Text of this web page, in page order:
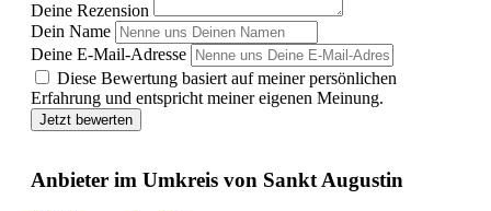
Deine Rezension
Dein Name
Deine E-Mail-Adresse
Diese Bewertung basiert auf meiner persönlichen
Erfahrung und entspricht meiner eigenen Meinung.
Jetzt bewerten
Anbieter im Umkreis von Sankt Augustin